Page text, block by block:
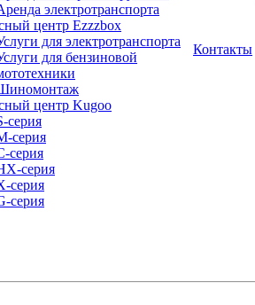
электротранспорта
центр Ezzzbox
для электротранспорта
для бензиновой
центр Kugoo
cерия
серия
серия
серия
серия
серия
Контакты